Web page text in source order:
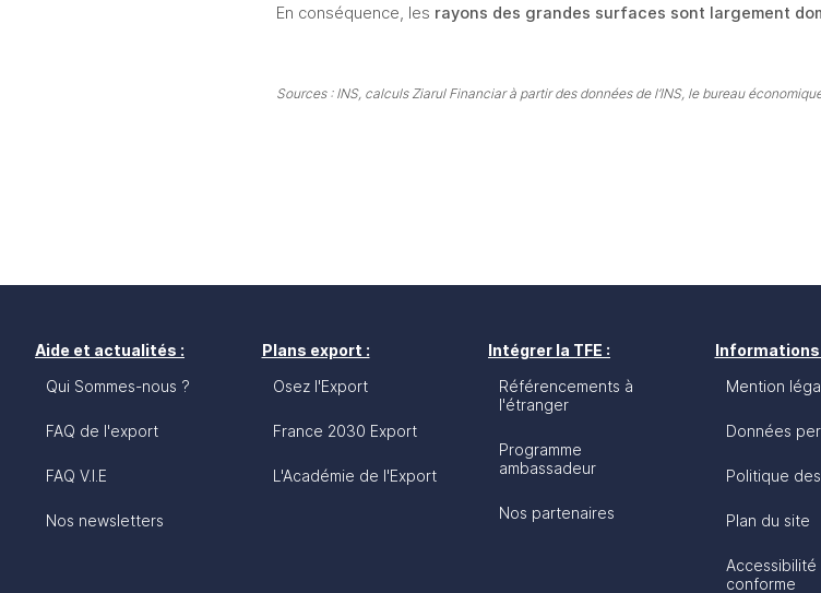
En conséquence, les rayons des grandes surfaces sont largement
Sources : INS, calculs Ziarul Financiar à partir des données de l’INS, le bureau
Aide et actualités :
Qui Sommes-nous ?
FAQ de l'export
FAQ V.I.E
Nos newsletters
Plans export :
Osez l'Export
France 2030 Export
L'Académie de l'Export
Intégrer la TFE :
Référencements à
l'étranger
Programme
ambassadeur
Nos partenaires
Informations
Mention
Données
Politique
Plan du site
Accessibilité
conforme